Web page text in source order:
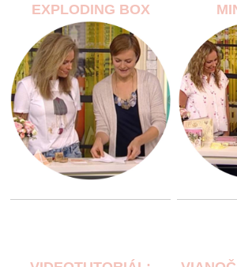
EXPLODING BOX